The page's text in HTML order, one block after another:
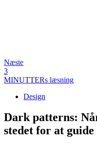
Næste
3
MINUTTERs læsning
Design
Dark patterns:
stedet for at guide